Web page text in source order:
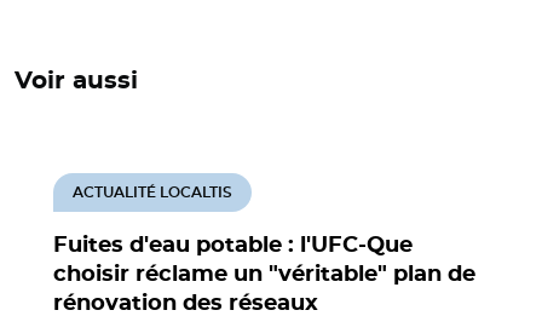
Voir aussi
Fuites d'eau potable : l'UFC-Que
choisir réclame un "véritable" plan de
rénovation des réseaux
ACTUALITÉ LOCALTIS